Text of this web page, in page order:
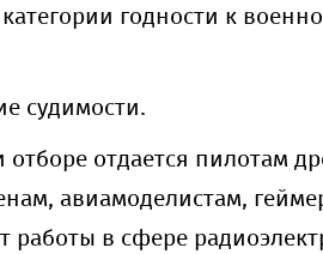
годности к
судимости.
отборе отдается пилотам
авиамоделистам,
в сфере